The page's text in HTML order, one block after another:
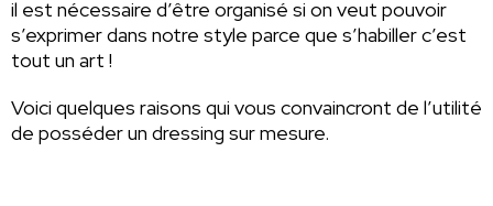
il est nécessaire d’être organisé si on veut pouvoir
s’exprimer dans notre style parce que s’habiller c’est
tout un art !
Voici quelques raisons qui vous convaincront de l’utilité
de posséder un dressing sur mesure.